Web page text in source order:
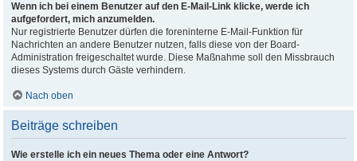
Wenn ich bei einem Benutzer auf den E-Mail-Link klicke, werde ich
aufgefordert, mich anzumelden.
Nur registrierte Benutzer dürfen die foreninterne E-Mail-Funktion für
Nachrichten an andere Benutzer nutzen, falls diese von der Board-
Administration freigeschaltet wurde. Diese Maßnahme soll den Missbrauch
dieses Systems durch Gäste verhindern.
Nach oben
Beiträge schreiben
Wie erstelle ich ein neues Thema oder eine Antwort?